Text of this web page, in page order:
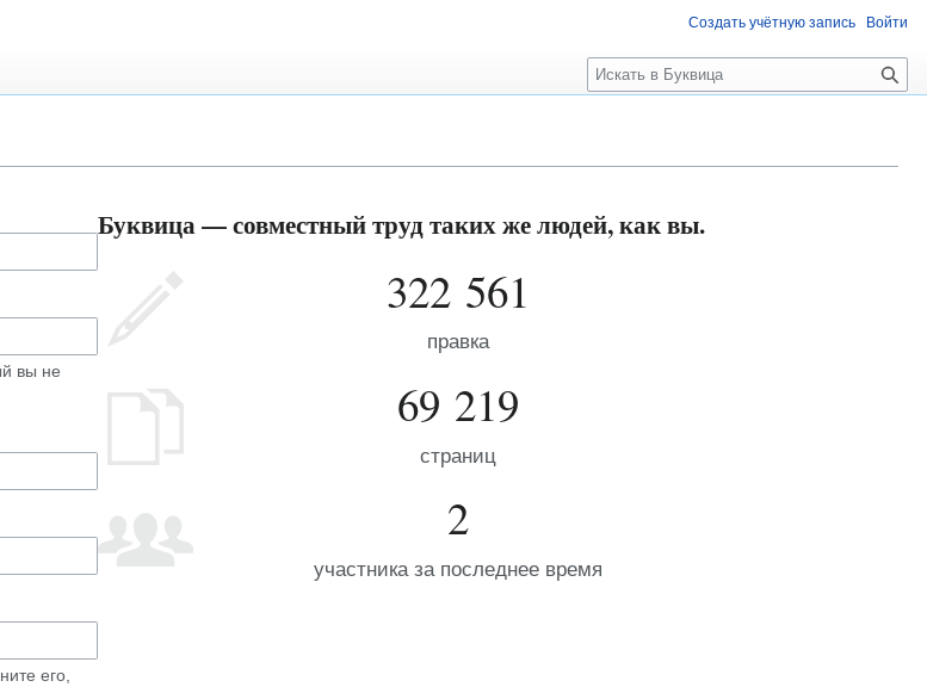
вы не
его,
Буквица — совместный труд таких же людей, как вы.
322 561
правка
69 219
страниц
2
участника за последнее время
Создать учётную запись Войти
П
о
к